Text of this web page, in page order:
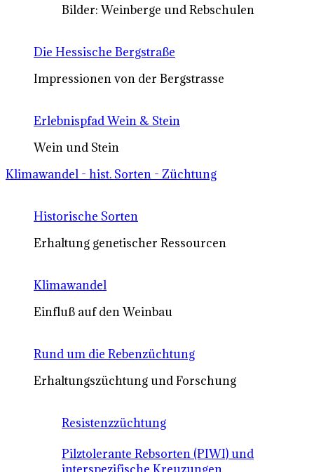
Bilder: Weinberge und Rebschulen
Die Hessische Bergstraße
Impressionen von der Bergstrasse
Erlebnispfad Wein & Stein
Wein und Stein
Klimawandel - hist. Sorten - Züchtung
Historische Sorten
Erhaltung genetischer Ressourcen
Klimawandel
Einfluß auf den Weinbau
Rund um die Rebenzüchtung
Erhaltungszüchtung und Forschung
Resistenzzüchtung
Pilztolerante Rebsorten (PIWI) und